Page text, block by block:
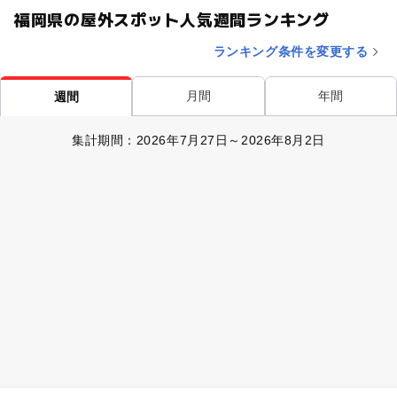
福岡県の屋外スポット人気週間ランキング
ランキング条件を変更する
週間 月間 年間
集計期間：2026年7月27日～2026年8月2日